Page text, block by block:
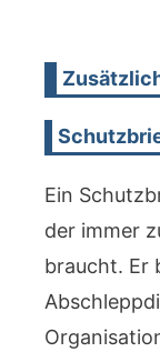
Ein
der immer
braucht. Er